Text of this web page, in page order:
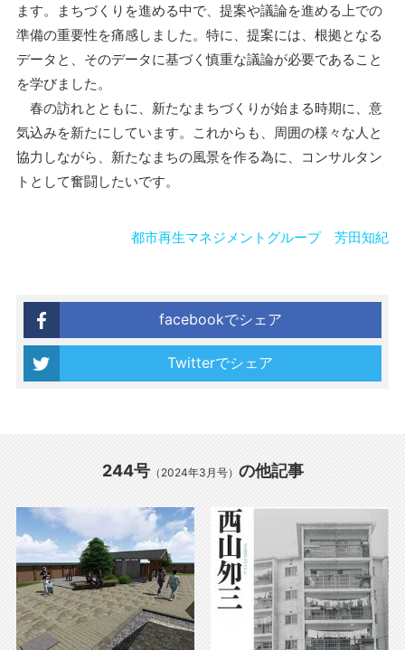
ます。まちづくりを進める中で、提案や議論を進める上での
準備の重要性を痛感しました。特に、提案には、根拠となる
データと、そのデータに基づく慎重な議論が必要であること
を学びました。
春の訪れとともに、新たなまちづくりが始まる時期に、意
気込みを新たにしています。これからも、周囲の様々な人と
協力しながら、新たなまちの風景を作る為に、コンサルタン
トとして奮闘したいです。
都市再生マネジメントグループ 芳田知紀
facebookでシェア
Twitterでシェア
244号（2024年3月号） の他記事